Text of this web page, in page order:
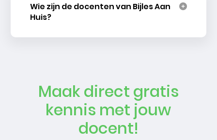
Wie zijn de docenten van Bijles Aan
Huis?
Maak direct gratis
kennis met jouw
docent!